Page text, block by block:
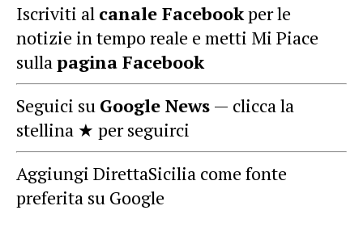
Iscriviti al canale Facebookper le
notizie in tempo reale e metti Mi Piace
sullapagina Facebook
Seguici su Google News — clicca la
stellina ★ per seguirci
Aggiungi DirettaSicilia come fonte
preferita su Google